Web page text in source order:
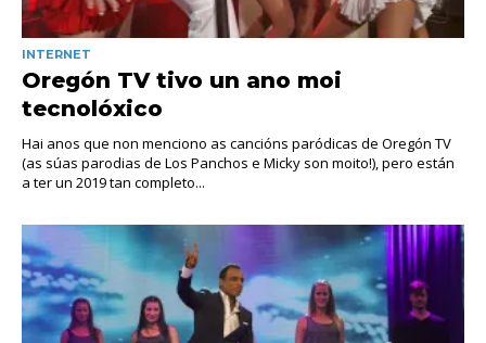
INTERNET
Oregón TV tivo un ano moi
tecnolóxico
Hai anos que non menciono as cancións paródicas de Oregón TV
(as súas parodias de Los Panchos e Micky son moito!), pero están
a ter un 2019 tan completo...